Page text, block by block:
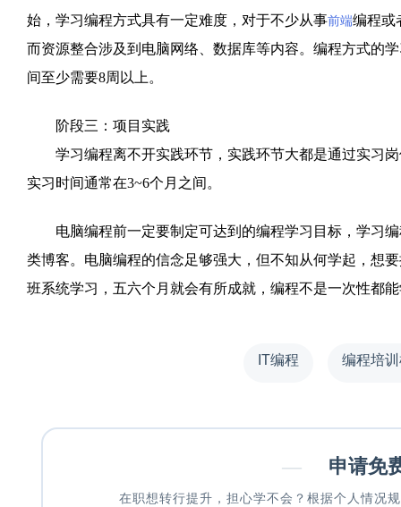
始，学习编程方式具有一定难度，对于不少从事前端编程或
而资源整合涉及到电脑网络、数据库等内容。编程方式的
间至少需要8周以上。
阶段三：项目实践
学习编程离不开实践环节，实践环节大都是通过实习岗
实习时间通常在3~6个月之间。
电脑编程前一定要制定可达到的编程学习目标，学习编
类博客。电脑编程的信念足够强大，但不知从何学起，想
班系统学习，五六个月就会有所成就，编程不是一次性都
IT编程 编程培
— 申请免
在职想转行提升，担心学不会？根据个人情况